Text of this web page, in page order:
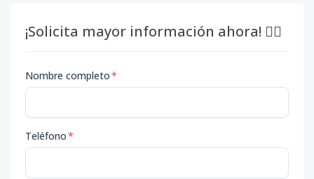
¡Solicita mayor información ahora! 👇🏽
Nombre completo*
Teléfono*